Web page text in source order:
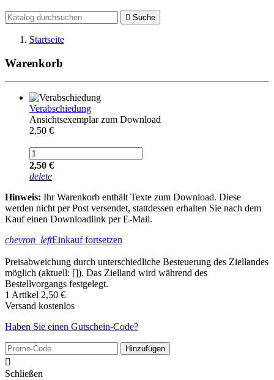
 Suche
Startseite
Warenkorb
Verabschiedung
Ansichtsexemplar zum Download
2,50 €
2,50 €
delete
Hinweis: Ihr Warenkorb enthält Texte zum Download. Diese
werden nicht per Post versendet, stattdessen erhalten Sie nach dem
Kauf einen Downloadlink per E-Mail.
chevron_leftEinkauf fortsetzen
Preisabweichung durch unterschiedliche Besteuerung des Ziellandes
möglich (aktuell: []). Das Zielland wird während des
Bestellvorgangs festgelegt.
1 Artikel 2,50 €
Versand kostenlos
Haben Sie einen Gutschein-Code?
Hinzufügen

Schließen